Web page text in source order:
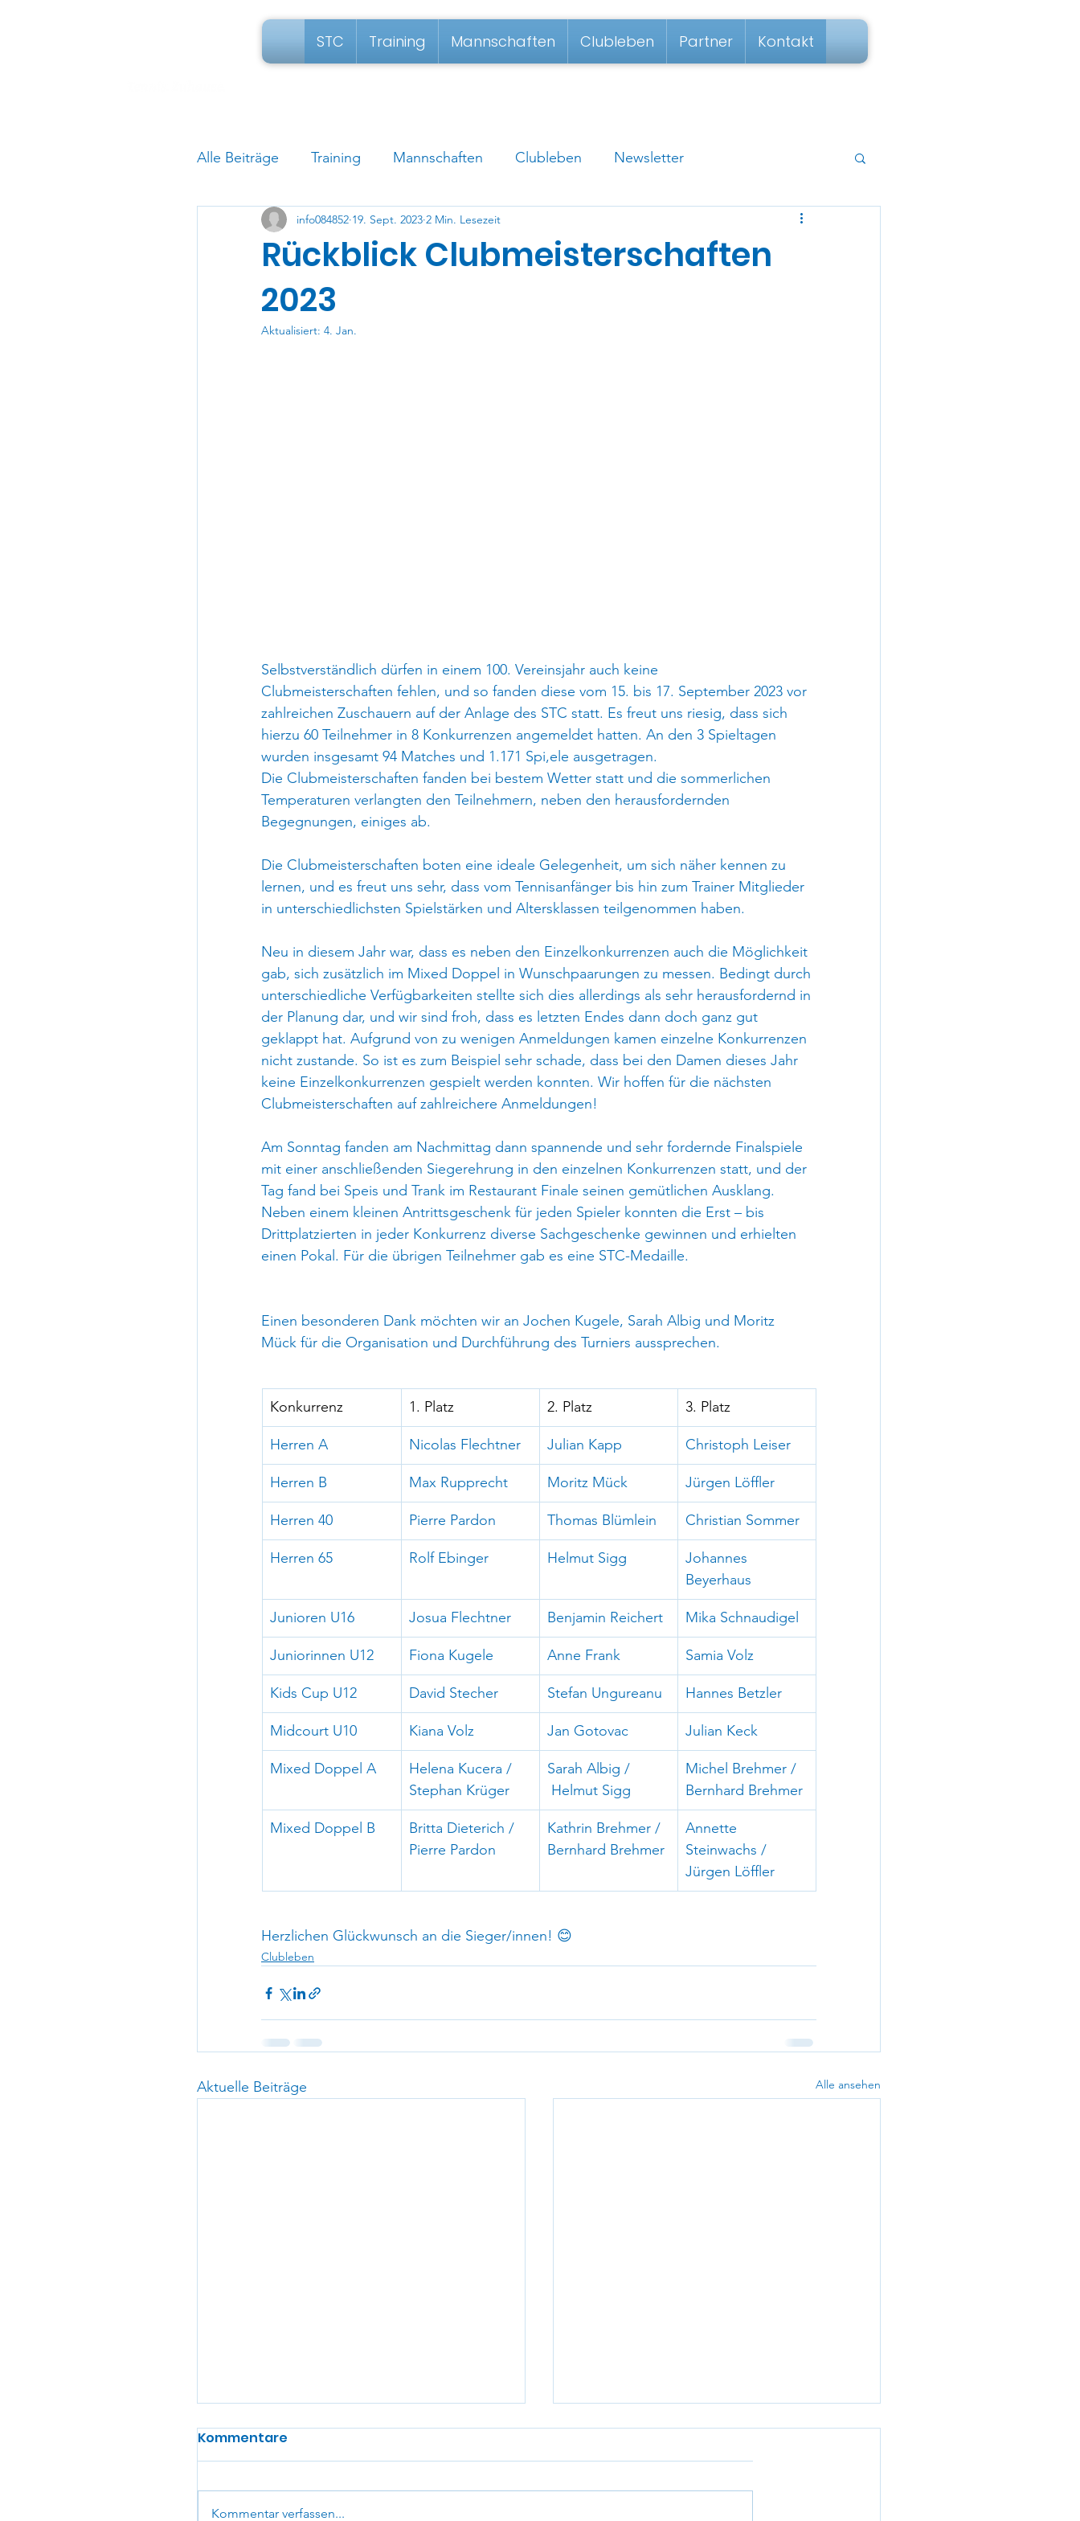
STC Training Mannschaften Clubleben Partner Kontakt
Alle Beiträge Training Mannschaften Clubleben Newsletter
Rückblick Clubmeisterschaften
2023
info084852 19. Sept. 2023 2 Min. Lesezeit
Aktualisiert: 4. Jan.
Selbstverständlich dürfen in einem 100. Vereinsjahr auch keine
Clubmeisterschaften fehlen, und so fanden diese vom 15. bis 17. September 2023 vor
zahlreichen Zuschauern auf der Anlage des STC statt. Es freut uns riesig, dass sich
hierzu 60 Teilnehmer in 8 Konkurrenzen angemeldet hatten. An den 3 Spieltagen
wurden insgesamt 94 Matches und 1.171 Spi,ele ausgetragen.
Die Clubmeisterschaften fanden bei bestem Wetter statt und die sommerlichen
Temperaturen verlangten den Teilnehmern, neben den herausfordernden
Begegnungen, einiges ab.
Die Clubmeisterschaften boten eine ideale Gelegenheit, um sich näher kennen zu
lernen, und es freut uns sehr, dass vom Tennisanfänger bis hin zum Trainer Mitglieder
in unterschiedlichsten Spielstärken und Altersklassen teilgenommen haben.
Neu in diesem Jahr war, dass es neben den Einzelkonkurrenzen auch die Möglichkeit
gab, sich zusätzlich im Mixed Doppel in Wunschpaarungen zu messen. Bedingt durch
unterschiedliche Verfügbarkeiten stellte sich dies allerdings als sehr herausfordernd in
der Planung dar, und wir sind froh, dass es letzten Endes dann doch ganz gut
geklappt hat. Aufgrund von zu wenigen Anmeldungen kamen einzelne Konkurrenzen
nicht zustande. So ist es zum Beispiel sehr schade, dass bei den Damen dieses Jahr
keine Einzelkonkurrenzen gespielt werden konnten. Wir hoffen für die nächsten
Clubmeisterschaften auf zahlreichere Anmeldungen!
Am Sonntag fanden am Nachmittag dann spannende und sehr fordernde Finalspiele
mit einer anschließenden Siegerehrung in den einzelnen Konkurrenzen statt, und der
Tag fand bei Speis und Trank im Restaurant Finale seinen gemütlichen Ausklang.
Neben einem kleinen Antrittsgeschenk für jeden Spieler konnten die Erst – bis
Drittplatzierten in jeder Konkurrenz diverse Sachgeschenke gewinnen und erhielten
einen Pokal. Für die übrigen Teilnehmer gab es eine STC-Medaille.
Einen besonderen Dank möchten wir an Jochen Kugele, Sarah Albig und Moritz
Mück für die Organisation und Durchführung des Turniers aussprechen.
Konkurrenz 1. Platz 2. Platz 3. Platz
Herren A Nicolas Flechtner Julian Kapp Christoph Leiser
Herren B Max Rupprecht Moritz Mück Jürgen Löffler
Herren 40 Pierre Pardon Thomas Blümlein Christian Sommer
Herren 65 Rolf Ebinger Helmut Sigg
Johannes
Beyerhaus
Junioren U16 Josua Flechtner Benjamin Reichert Mika Schnaudigel
Juniorinnen U12 Fiona Kugele Anne Frank Samia Volz
Kids Cup U12 David Stecher Stefan Ungureanu Hannes Betzler
Midcourt U10 Kiana Volz Jan Gotovac Julian Keck
Mixed Doppel A
Helena Kucera /
Stephan Krüger
Sarah Albig /
Helmut Sigg
Michel Brehmer /
Bernhard Brehmer
Mixed Doppel B
Britta Dieterich /
Pierre Pardon
Kathrin Brehmer /
Bernhard Brehmer
Annette
Steinwachs /
Jürgen Löffler
Herzlichen Glückwunsch an die Sieger/innen! 😊
Clubleben
Aktuelle Beiträge Alle ansehen
Kommentare
Kommentar verfassen...